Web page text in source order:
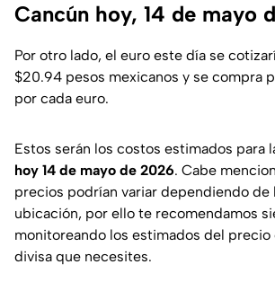
Cancún hoy, 14 de mayo
Por otro lado, el euro este día se
$20.94 pesos mexicanos y se compra
por cada euro.
Estos serán los costos estimados para
hoy 14 de mayo de 2026. Cabe
precios podrían variar dependiendo de
ubicación, por ello te recomendamos
monitoreando los estimados del
divisa que necesites.